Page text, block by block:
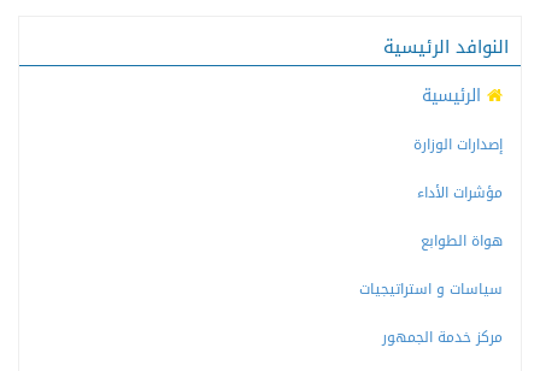
النوافد الرئيسية
الرئيسية
إصدارات الوزارة
مؤشرات الأداء
هواة الطوابع
سياسات و استراتيجيات
مركز خدمة الجمهور